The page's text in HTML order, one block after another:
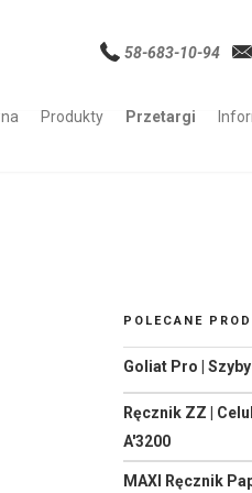
58-683-10-94
Produkty Przetargi
POLECANE
Goliat Pro |
Ręcznik ZZ |
A'3200
MAXI Ręcznik